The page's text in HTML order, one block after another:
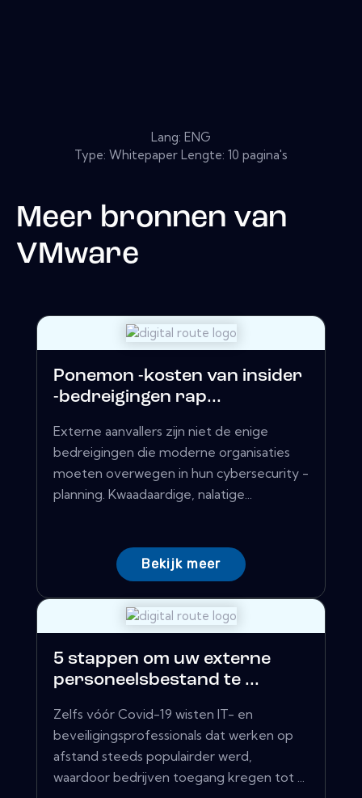
Lang: ENG
Type: Whitepaper Lengte: 10 pagina's
Meer bronnen van
VMware
Ponemon -kosten van insider
-bedreigingen rap...
Externe aanvallers zijn niet de enige
bedreigingen die moderne organisaties
moeten overwegen in hun cybersecurity -
planning. Kwaadaardige, nalatige...
Bekijk meer
5 stappen om uw externe
personeelsbestand te ...
Zelfs vóór Covid-19 wisten IT- en
beveiligingsprofessionals dat werken op
afstand steeds populairder werd,
waardoor bedrijven toegang kregen tot ...